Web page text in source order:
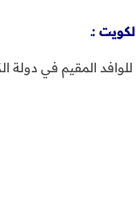
:ـ
المقيم في دولة